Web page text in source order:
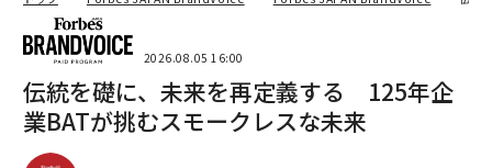
2026.08.05 16:00
伝統を礎に、未来を再定義する 125年企
業BATが挑むスモークレスな未来